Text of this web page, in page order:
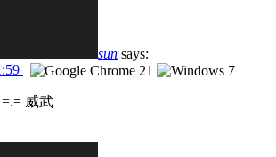
sun says:
=.= 威武